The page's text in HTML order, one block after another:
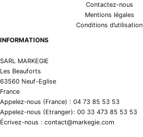
Contactez-nous
Mentions légales
Conditions d’utilisation
INFORMATIONS
SARL MARKEGIE
Les Beauforts
63560 Neuf-Eglise
France
Appelez-nous (France) : 04 73 85 53 53
Appelez-nous (Etranger): 00 33 473 85 53 53
Écrivez-nous : contact@markegie.com